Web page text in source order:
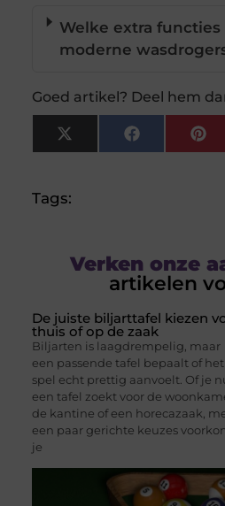
Welke extra
moderne
Goed artikel? Deel hem
X
(Twitter)
Facebook
Tags:
Verken onze
artikelen
De juiste biljarttafel kiezen
thuis of op de zaak
Biljarten is laagdrempelig, maar
een passende tafel bepaalt of het
spel echt prettig aanvoelt. Of je
een tafel zoekt voor de
de kantine of een horecazaak,
een paar gerichte keuzes
je